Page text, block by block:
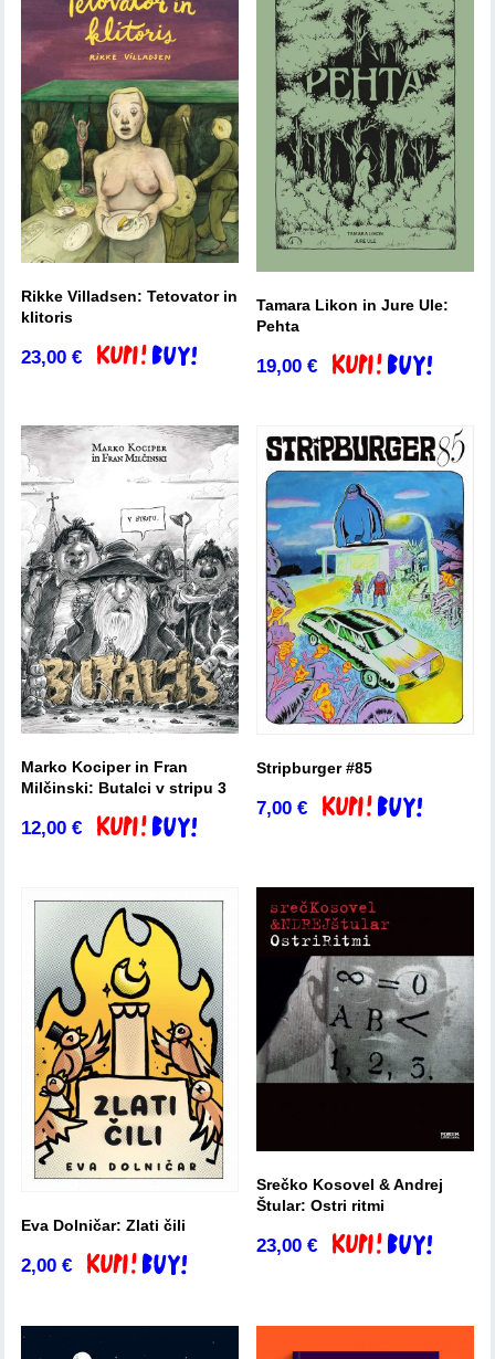
Rikke Villadsen: Tetovator in
klitoris
23,00€ Dodaj v košarico
Tamara Likon in Jure Ule:
Pehta
19,00€ Dodaj v košarico
Marko Kociper in Fran
Milčinski: Butalci v stripu 3
12,00€ Dodaj v košarico
Stripburger #85
7,00€ Dodaj v košarico
Eva Dolničar: Zlati čili
2,00€ Dodaj v košarico
Srečko Kosovel & Andrej
Štular: Ostri ritmi
23,00€ Dodaj v košarico